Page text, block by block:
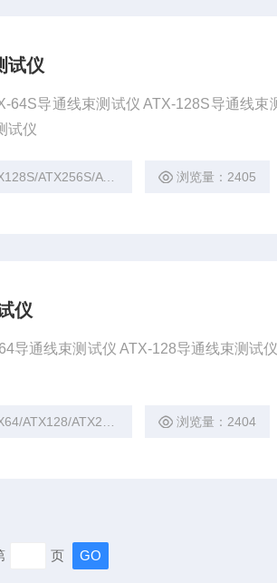
试仪
64S导通线束测试仪 ATX-128S导通线束
试仪
ATX256S/ATX512S 浏览量：2405
仪
导通线束测试仪 ATX-128导通线束测试
ATX256/AT512 浏览量：2404
页